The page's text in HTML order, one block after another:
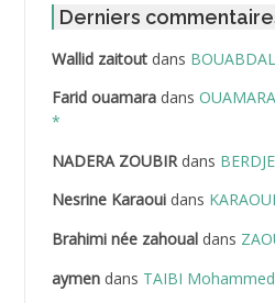
ABDAT Amar
ABDEDDAIM Hamid
ABDELAZIZ Mohamed
ABDELHAFID Lakhdar
Derniers
Wallid zaitoutdans
Farid ouamaradans
*
NADERA ZOUBIRdans
Nesrine Karaouidans
Brahimi née zahoualdans
aymendans TAIBI Mohammed